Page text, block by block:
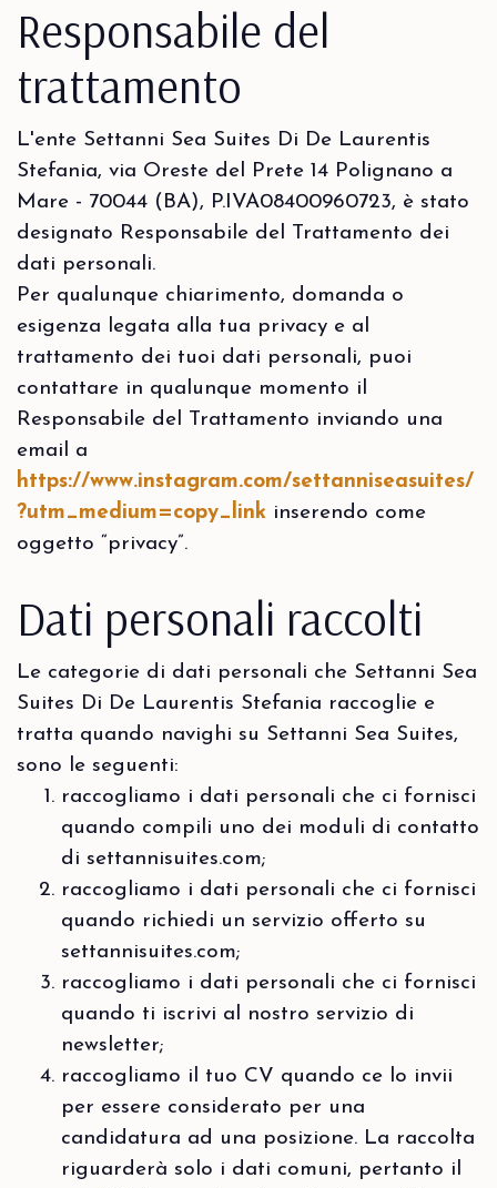
Responsabile del
trattamento
L'ente Settanni Sea Suites Di De Laurentis
Stefania, via Oreste del Prete 14 Polignano a
Mare - 70044 (BA), P.IVA08400960723, è stato
designato Responsabile del Trattamento dei
dati personali.
Per qualunque chiarimento, domanda o
esigenza legata alla tua privacy e al
trattamento dei tuoi dati personali, puoi
contattare in qualunque momento il
Responsabile del Trattamento inviando una
email a
https://www.instagram.com/settanniseasuites/
?utm_medium=copy_link inserendo come
oggetto “privacy”.
Dati personali raccolti
Le categorie di dati personali che Settanni Sea
Suites Di De Laurentis Stefania raccoglie e
tratta quando navighi su Settanni Sea Suites,
sono le seguenti:
raccogliamo i dati personali che ci fornisci
quando compili uno dei moduli di contatto
di settannisuites.com;
raccogliamo i dati personali che ci fornisci
quando richiedi un servizio offerto su
settannisuites.com;
raccogliamo i dati personali che ci fornisci
quando ti iscrivi al nostro servizio di
newsletter;
raccogliamo il tuo CV quando ce lo invii
per essere considerato per una
candidatura ad una posizione. La raccolta
riguarderà solo i dati comuni, pertanto il